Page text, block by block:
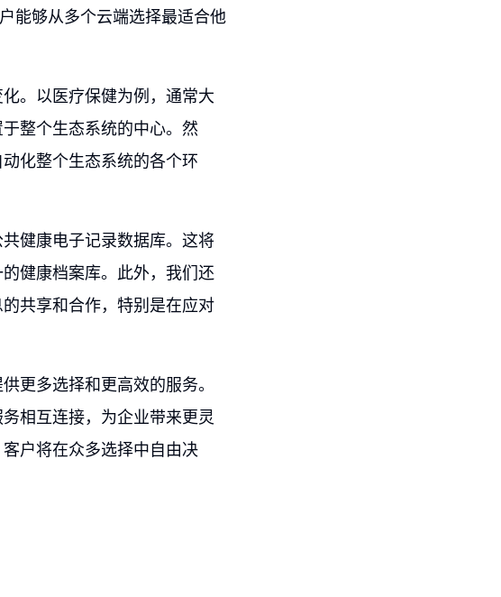
能够从多个云端选择最适合他
。以医疗保健为例，通常大
整个生态系统的中心。然
化整个生态系统的各个环
健康电子记录数据库。这将
健康档案库。此外，我们还
共享和合作，特别是在应对
更多选择和更高效的服务。
相互连接，为企业带来更灵
户将在众多选择中自由决